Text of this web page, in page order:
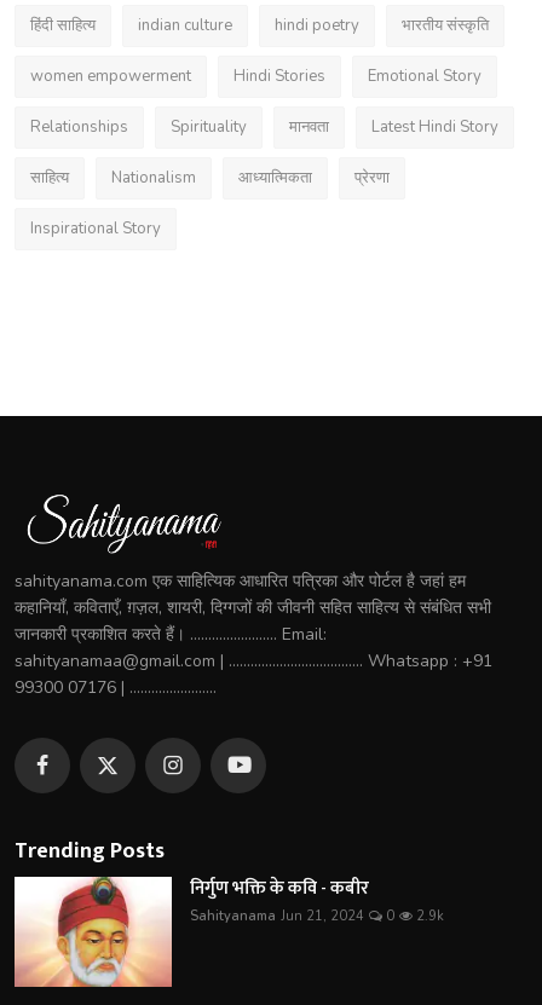
हिंदी साहित्य indian culture hindi poetry भारतीय संस्कृति
women empowerment Hindi Stories Emotional Story
Relationships Spirituality मानवता Latest Hindi Story
साहित्य Nationalism आध्यात्मिकता प्रेरणा
Inspirational Story
sahityanama.com एक साहित्यिक आधारित पत्रिका और पोर्टल है जहां हम
कहानियाँ, कविताएँ, ग़ज़ल, शायरी, दिग्गजों की जीवनी सहित साहित्य से संबंधित सभी
जानकारी प्रकाशित करते हैं। ........................ Email:
sahityanamaa@gmail.com | ..................................... Whatsapp : +91
99300 07176 | ........................
Trending Posts
निर्गुण भक्ति के कवि - कबीर
Sahityanama Jun 21, 2024 0 2.9k